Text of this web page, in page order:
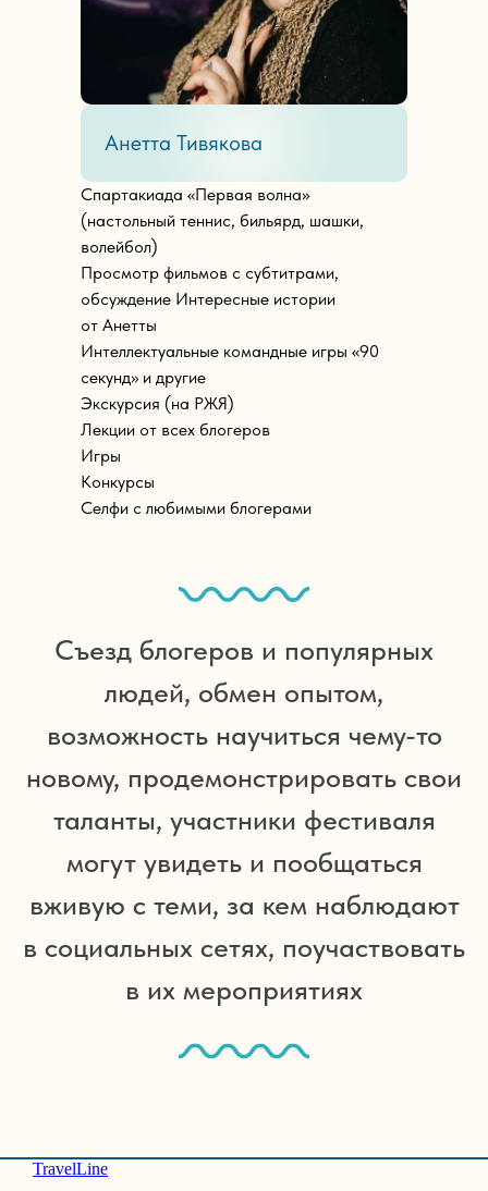
Анетта Тивякова
Спартакиада «Первая волна»
(настольный теннис, бильярд, шашки,
волейбол)
Просмотр фильмов с субтитрами,
обсуждение Интересные истории
от Анетты
Интеллектуальные командные игры «90
секунд» и другие
Экскурсия (на РЖЯ)
Лекции от всех блогеров
Игры
Конкурсы
Селфи с любимыми блогерами
Съезд блогеров и популярных
людей, обмен опытом,
возможность научиться чему-то
новому, продемонстрировать свои
таланты, участники фестиваля
могут увидеть и пообщаться
вживую с теми, за кем наблюдают
в социальных сетях, поучаствовать
в их мероприятиях
TravelLine
«Маяк» — идеальное место для
спортивные мероприятия на свежем
воздухе и культурные развлечения